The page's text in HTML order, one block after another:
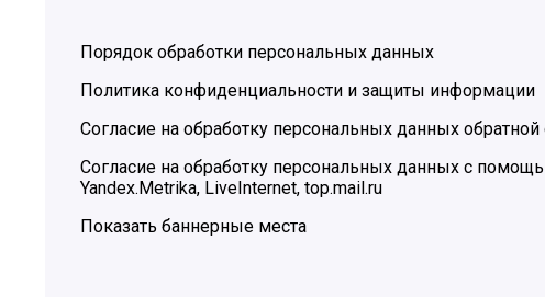
Порядок обработки персональных данных
Политика конфиденциальности и защиты информации
Согласие на обработку персональных данных обратной
Согласие на обработку персональных данных с
Yandex.Metrika, LiveInternet, top.mail.ru
Показать баннерные места